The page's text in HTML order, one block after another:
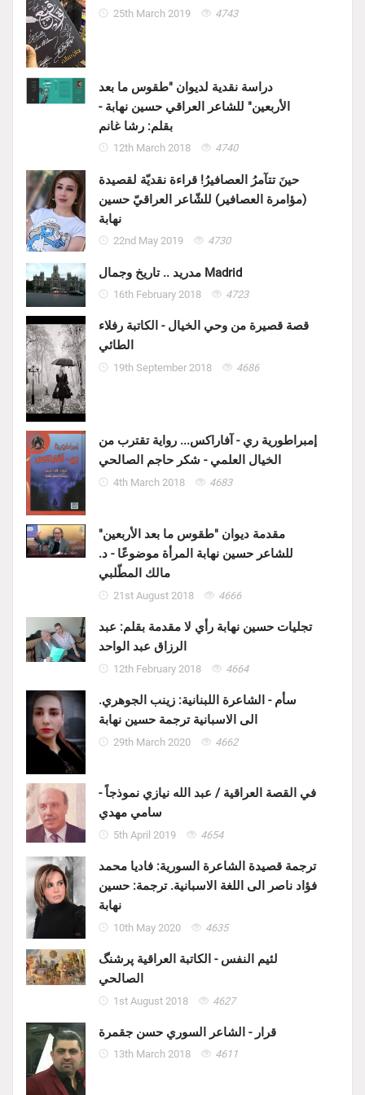
25th March 2019 4743
دراسة نقدية لديوان "طقوس ما بعد
الأربعين" للشاعر العراقي حسين نهابة -
بقلم: رشا غانم
12th March 2018 4740
حينَ تتآمرُ العصافيرُ! قراءة نقديّة لقصيدة
(مؤامرة العصافير) للشّاعر العراقيّ حسين
نهابة
22nd May 2019 4730
مدريد .. تاريخ وجمال Madrid
16th February 2018 4723
قصة قصيرة من وحي الخيال - الكاتبة رفلاء
الطائي
19th September 2018 4686
إمبراطورية ري - آفاراكس... رواية تقترب من
الخيال العلمي - شكر حاجم الصالحي
4th March 2018 4683
مقدمة ديوان "طقوس ما بعد الأربعين"
للشاعر حسين نهابة المرأة موضوعًا - د.
مالك المطّلبي
21st August 2018 4666
تجليات حسين نهابة رأي لا مقدمة بقلم: عبد
الرزاق عبد الواحد
12th February 2018 4664
سأم - الشاعرة اللبنانية: زينب الجوهري.
الى الاسبانية ترجمة حسين نهابة
29th March 2020 4662
في القصة العراقية / عبد الله نيازي نموذجاً -
سامي مهدي
5th April 2019 4654
ترجمة قصيدة الشاعرة السورية: فاديا محمد
فؤاد ناصر الى اللغة الاسبانية. ترجمة: حسين
نهابة
10th May 2020 4635
لئيم النفس - الكاتبة العراقية پرشنگ
الصالحي
1st August 2018 4627
قرار - الشاعر السوري حسن جقمرة
13th March 2018 4611